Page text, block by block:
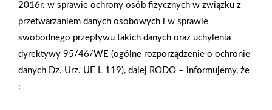
2016r. w sprawie ochrony osób fizycznych w związku z
przetwarzaniem danych osobowych i w sprawie
swobodnego przepływu takich danych oraz uchylenia
dyrektywy 95/46/WE (ogólne rozporządzenie o ochronie
danych Dz. Urz. UE L 119), dalej RODO – informujemy, że
: